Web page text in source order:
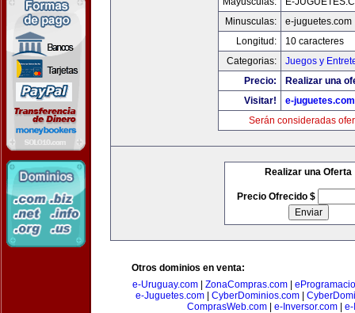
Minusculas:
e-juguetes.com
Longitud:
10 caracteres
Categorias:
Juegos y
Precio:
Realizar una
Visitar!
e-juguetes.com
Serán consideradas
Realizar una Oferta
Precio Ofrecido $
Otros dominios en venta:
e-Uruguay.com
ZonaCompras.com
e-Juguetes.com| CyberDominios.com|
ComprasWeb.com
e-Inversor.com e-